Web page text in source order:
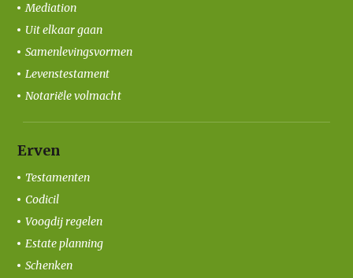
Mediation
Uit elkaar gaan
Samenlevingsvormen
Levenstestament
Notariële volmacht
Erven
Testamenten
Codicil
Voogdij regelen
Estate planning
Schenken